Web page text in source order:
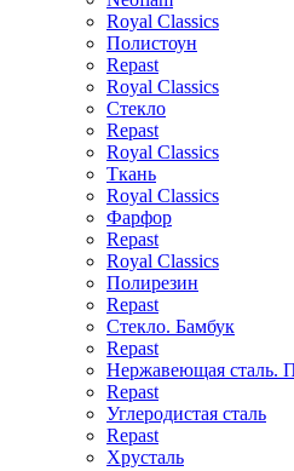
Royal Classics
Полистоун
Repast
Royal Classics
Стекло
Repast
Royal Classics
Ткань
Royal Classics
Фарфор
Repast
Royal Classics
Полирезин
Repast
Стекло. Бамбук
Repast
Нержавеющая сталь.
Repast
Углеродистая сталь
Repast
Хрусталь